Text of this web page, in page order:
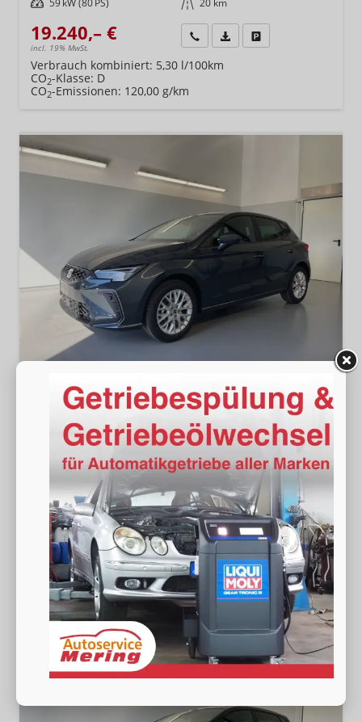
Leistung 59 kW (80 PS) Kilometerstand 20 km
19.240,– €
incl. 19% MwSt.
Wir rufen Sie anFahrzeugexposé (PDF)
Verbrauch kombiniert: 5,30 l/100km
CO2-Klasse: D
CO2-Emissionen: 120,00 g/km
Seat Ibiza
sofort lieferbar Neuwagen
18928 Getriebe Schalt. 5-Gang
59 kW (80 PS) Kilometerstand 20 km
19.490,– €
incl. 19% MwSt.
Wir rufen Sie anFahrzeugexposé (PDF)
Fahrzeug parken
Verbrauch kombiniert:5,30 l/100km
2-Klasse: D
2-Emissionen:120,00 g/km